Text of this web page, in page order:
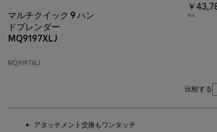
マルチクイック 9 ハン
ドブレンダー
MQ9197XLJ
MQ9197XLJ
￥
税込
比較する
アタッチメント交換もワンタッチ